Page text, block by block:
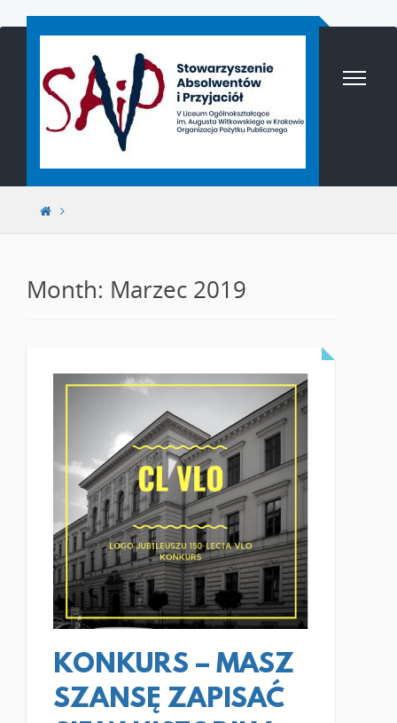
Przejdź
Month: Marzec 2019
CZYTAJ WIĘCEJ
KONKURS – MASZ
SZANSĘ ZAPISAĆ